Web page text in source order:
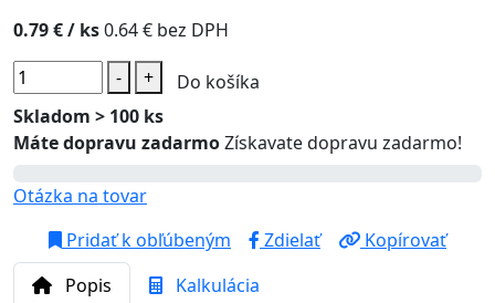
0.79 €/ ks0.64 € bez DPH
-
+
Do košíka
Skladom > 100 ks
Máte dopravu zadarmoZískavate dopravu zadarmo!
Otázka na tovar
Pridať k obľúbeným
Zdielať
Kopírovať
Popis
Kalkulácia